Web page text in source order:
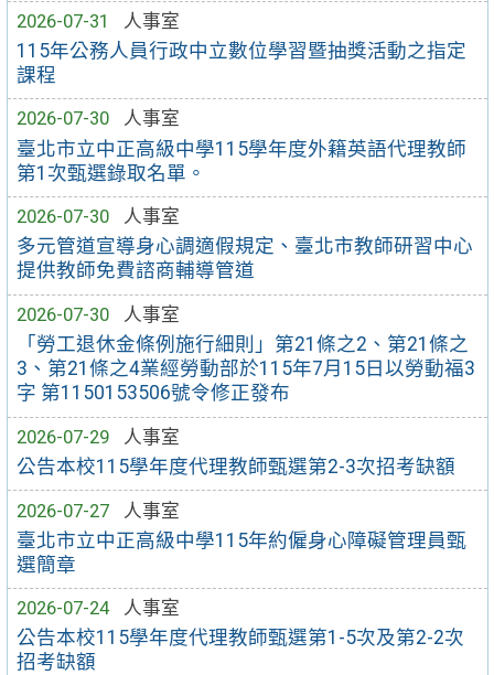
2026-07-31
人事室
115年公務人員行政中立數位學習暨抽獎活動之指定
課程
2026-07-30
人事室
臺北市立中正高級中學115學年度外籍英語代理教師
第1次甄選錄取名單。
2026-07-30
人事室
多元管道宣導身心調適假規定、臺北市教師研習中心
提供教師免費諮商輔導管道
2026-07-30
人事室
「勞工退休金條例施行細則」第21條之2、第21條之
3、第21條之4業經勞動部於115年7月15日以勞動福3
字 第1150153506號令修正發布
2026-07-29
人事室
公告本校115學年度代理教師甄選第2-3次招考缺額
2026-07-27
人事室
臺北市立中正高級中學115年約僱身心障礙管理員甄
選簡章
2026-07-24
人事室
公告本校115學年度代理教師甄選第1-5次及第2-2次
招考缺額